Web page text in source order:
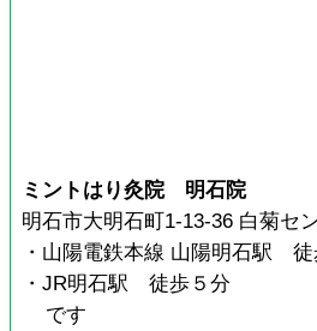
ミントはり灸院 明石院
明石市大明石町1-13-36 白菊セ
・山陽電鉄本線 山陽明石駅 徒
・JR明石駅 徒歩５分
です